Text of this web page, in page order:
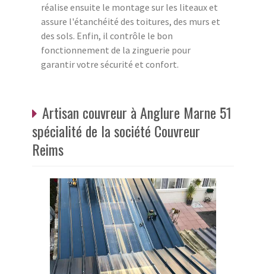
réalise ensuite le montage sur les liteaux et
assure l'étanchéité des toitures, des murs et
des sols. Enfin, il contrôle le bon
fonctionnement de la zinguerie pour
garantir votre sécurité et confort.
Artisan couvreur à Anglure Marne 51
spécialité de la société Couvreur
Reims